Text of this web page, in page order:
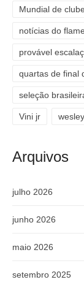
Mundial de
notícias do
provável
quartas de final
seleção
Vini jr wesley
Arquivos
julho 2026
junho 2026
maio 2026
setembro 2025